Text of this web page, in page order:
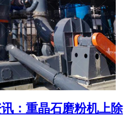
：重晶石磨粉机上除